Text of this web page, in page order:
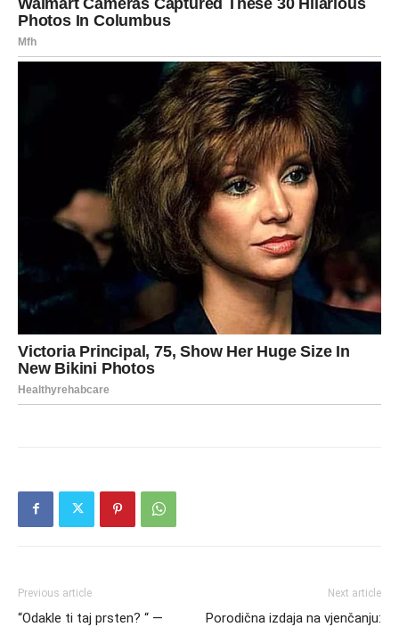
Previous article
“Odakle ti taj prsten? “ —
Next article
Porodična izdaja na vjenčanju: